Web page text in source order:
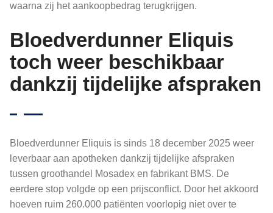
waarna zij het aankoopbedrag terugkrijgen.
Bloedverdunner Eliquis
toch weer beschikbaar
dankzij tijdelijke afspraken
Bloedverdunner Eliquis is sinds 18 december 2025 weer
leverbaar aan apotheken dankzij tijdelijke afspraken
tussen groothandel Mosadex en fabrikant BMS. De
eerdere stop volgde op een prijsconflict. Door het akkoord
hoeven ruim 260.000 patiënten voorlopig niet over te